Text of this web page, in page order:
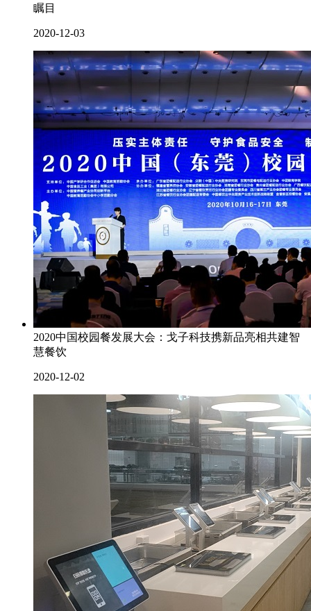
瞩目
2020-12-03
2020中国校园餐发展大会：戈子科技携新品亮相共建智
慧餐饮
2020-12-02